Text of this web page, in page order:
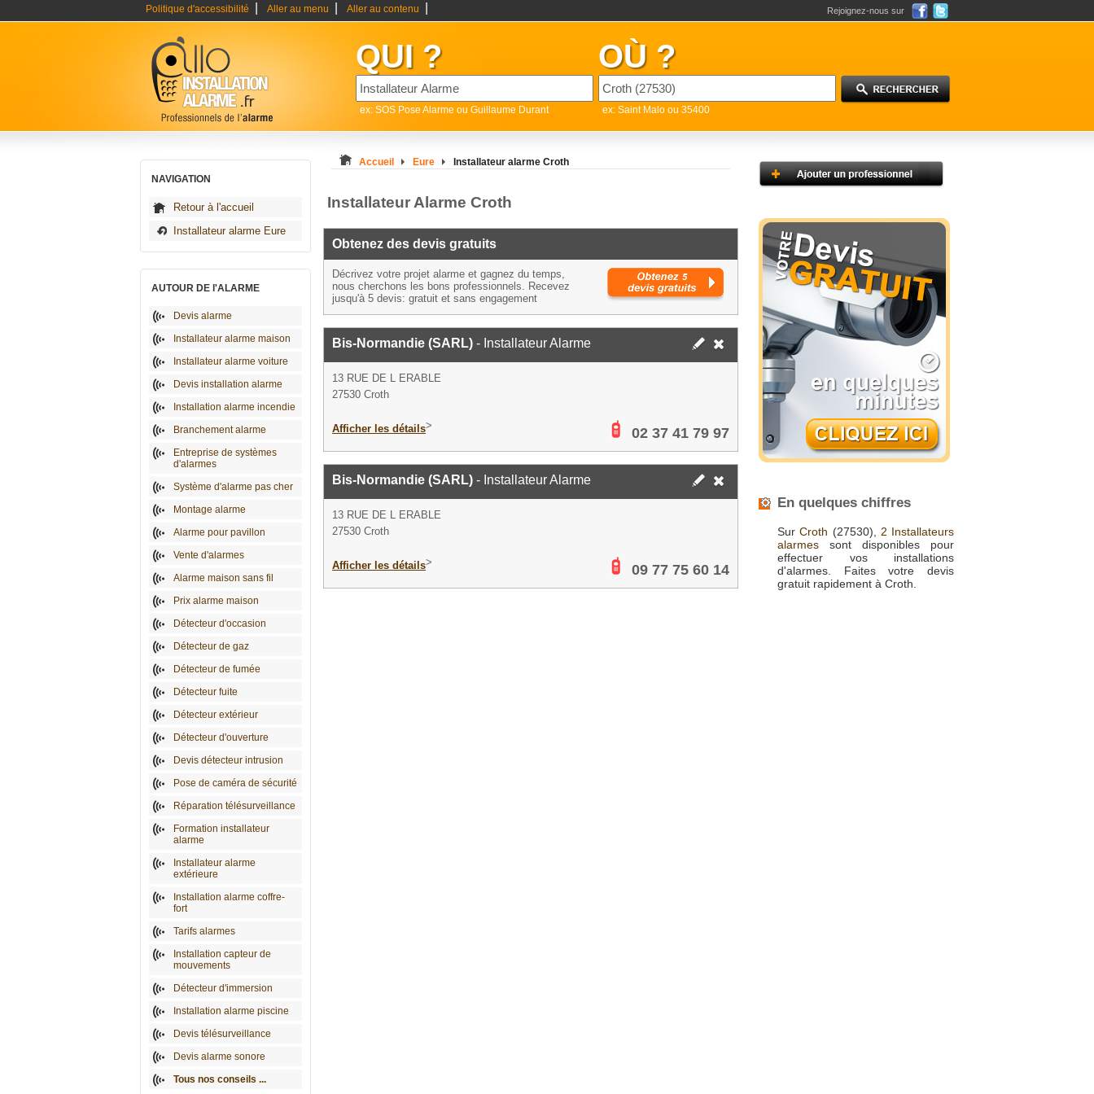
Politique d'accessibilité Aller au menu Aller au contenu Rejoignez-nous sur
QUI ?
ex: SOS Pose Alarme ou Guillaume Durant
OÙ ?
ex: Saint Malo ou 35400
NAVIGATION
Retour à l'accueil
Installateur alarme Eure
AUTOUR DE l'ALARME
Devis alarme
Installateur alarme maison
Installateur alarme voiture
Devis installation alarme
Installation alarme incendie
Branchement alarme
Entreprise de systèmes
d'alarmes
Système d'alarme pas cher
Montage alarme
Alarme pour pavillon
Vente d'alarmes
Alarme maison sans fil
Prix alarme maison
Détecteur d'occasion
Détecteur de gaz
Détecteur de fumée
Détecteur fuite
Détecteur extérieur
Détecteur d'ouverture
Devis détecteur intrusion
Pose de caméra de sécurité
Réparation télésurveillance
Formation installateur
alarme
Installateur alarme
extérieure
Installation alarme coffre-
fort
Tarifs alarmes
Installation capteur de
mouvements
Détecteur d'immersion
Installation alarme piscine
Devis télésurveillance
Devis alarme sonore
Tous nos conseils ...
Accueil Eure Installateur alarme Croth
Installateur Alarme Croth
Obtenez des devis gratuits
Décrivez votre projet alarme et gagnez du temps,
nous cherchons les bons professionnels. Recevez
jusqu'à 5 devis: gratuit et sans engagement
Bis-Normandie (SARL) - Installateur Alarme
13 RUE DE L ERABLE
27530 Croth
Afficher les détails 02 37 41 79 97
>
Bis-Normandie (SARL) - Installateur Alarme
13 RUE DE L ERABLE
27530 Croth
Afficher les détails 09 77 75 60 14
>
En quelques chiffres
SurCroth (27530), 2 Installateurs
alarmes sont disponibles pour
effectuer vos installations
d'alarmes. Faites votre devis
gratuit rapidement à Croth.